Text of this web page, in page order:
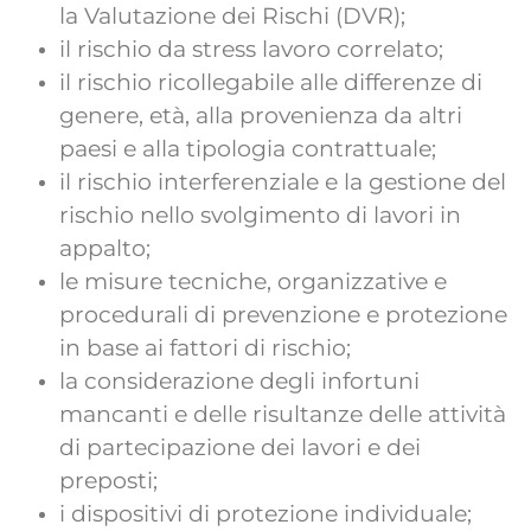
la Valutazione dei Rischi (DVR);
il rischio da stress lavoro correlato;
il rischio ricollegabile alle differenze di
genere, età, alla provenienza da altri
paesi e alla tipologia contrattuale;
il rischio interferenziale e la gestione del
rischio nello svolgimento di lavori in
appalto;
le misure tecniche, organizzative e
procedurali di prevenzione e protezione
in base ai fattori di rischio;
la considerazione degli infortuni
mancanti e delle risultanze delle attività
di partecipazione dei lavori e dei
preposti;
i dispositivi di protezione individuale;